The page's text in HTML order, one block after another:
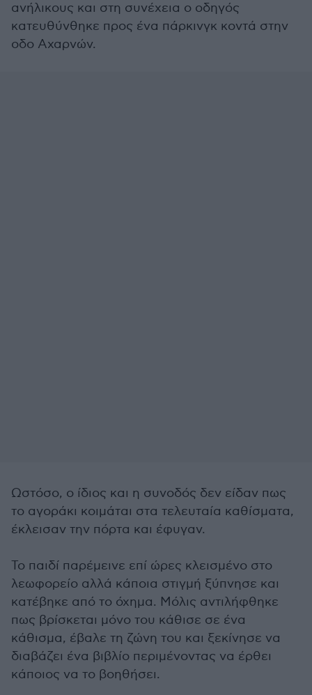
ανήλικους και στη συνέχεια ο οδηγός
κατευθύνθηκε προς ένα πάρκινγκ κοντά στην
οδο Αχαρνών.
Ωστόσο, ο ίδιος και η συνοδός δεν είδαν πως
το αγοράκι κοιμάται στα τελευταία καθίσματα,
έκλεισαν την πόρτα και έφυγαν.
Το παιδί παρέμεινε επί ώρες κλεισμένο στο
λεωφορείο αλλά κάποια στιγμή ξύπνησε και
κατέβηκε από το όχημα. Μόλις αντιλήφθηκε
πως βρίσκεται μόνο του κάθισε σε ένα
κάθισμα, έβαλε τη ζώνη του και ξεκίνησε να
διαβάζει ένα βιβλίο περιμένοντας να έρθει
κάποιος να το βοηθήσει.